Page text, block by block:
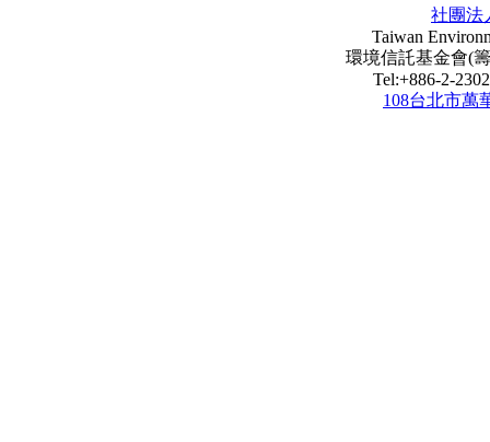
社團法
Taiwan
環境信託基金會(籌
Tel:+886-2-
108台北市萬